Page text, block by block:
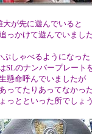
大が先に遊んでいると
っかけて遊んでいまし
ぶしゃべるようになった
SLのナンバープレート
懸命呼んでいましたが
ってたりあってなかっ
っとといった所でしょ